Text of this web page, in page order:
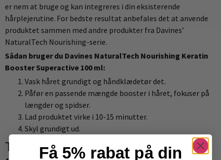
er nem at bruge og kan integreres i din eksisterende
hårplejerutine. For bedste resultat anbefales det at anvende
produktet sammen med andre produkter fra Davines’
NaturalTech Nourishing-serie.
Sådan bruger du Davines NaturalTech Nourishing Keratin
Booster Superactive 100 ml:
Vask håret grundigt og håndklædetør det.
Påfør en passende mængde booster i håret, fokuser på
længder og spidser.
Lad produktet virke i 10-15 minutter.
Skyl grundigt ud.
Tre gode grunde til at købe Davines
Få 5% rabat på din